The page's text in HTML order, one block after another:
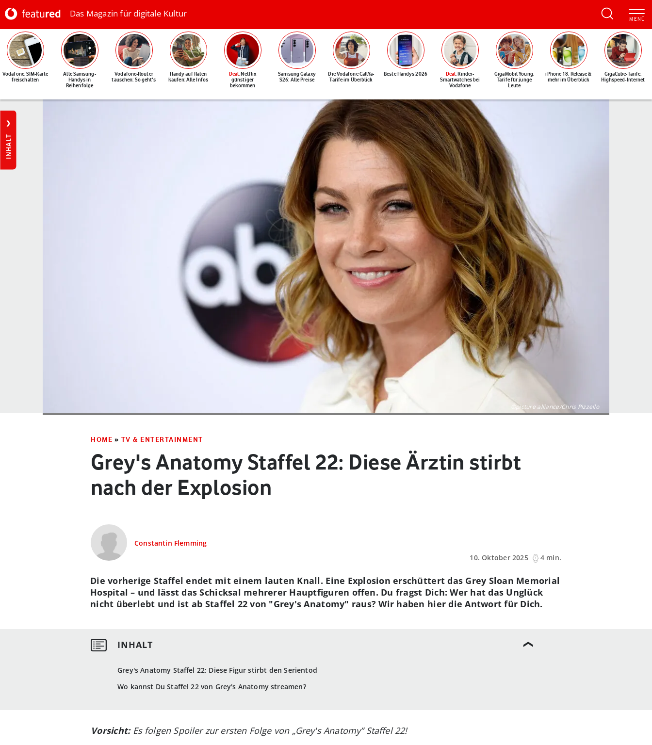
Das Magazin für digitale Kultur
Vodafone: SIM-Karte
freischalten
Alle Samsung-
Handys in
Reihenfolge
Vodafone-Router
tauschen: So geht's
Handy auf Raten
kaufen: Alle Infos
Deal: Netflix
günstiger
bekommen
Samsung Galaxy
S26: Alle Preise
Die Vodafone CallYa-
Tarife im Überblick
Beste Handys 2026 Deal: Kinder-
Smartwatches bei
Vodafone
GigaMobil Young:
Tarife für junge
Leute
iPhone 18: Release &
mehr im Überblick
GigaCube-Tarife:
Highspeed-Internet
INHALT
©picture alliance/Chris Pizzello
HOME » TV & ENTERTAINMENT
Grey's Anatomy Staffel 22: Diese Ärztin stirbt
nach der Explosion
Constantin Flemming
10. Oktober 2025
4 min.
Grey's Anatomy Staffel 22: Diese Figur stirbt den Serientod
Wo kannst Du Staffel 22 von Grey's Anatomy streamen?
Die vorherige Staffel endet mit einem lauten Knall. Eine Explosion erschüttert das Grey Sloan Memorial
Hospital – und lässt das Schicksal mehrerer Hauptfiguren offen. Du fragst Dich: Wer hat das Unglück
nicht überlebt und ist ab Staffel 22 von "Grey's Anatomy" raus? Wir haben hier die Antwort für Dich.
Vorsicht:Es folgen Spoiler zur ersten Folge von „Grey's Anatomy” Staffel 22!